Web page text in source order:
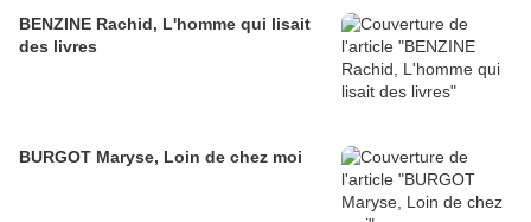
BENZINE Rachid, L'homme qui lisait
des livres
BURGOT Maryse, Loin de chez moi